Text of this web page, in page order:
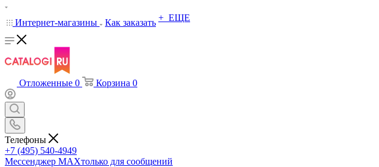
Интернет-магазины Как заказать + ЕЩЕ
Отложенные 0 Корзина 0
Телефоны
+7 (495) 540-4949
Мессенджер МАХтолько для сообщений